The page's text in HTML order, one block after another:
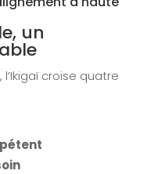
un
croise quatre